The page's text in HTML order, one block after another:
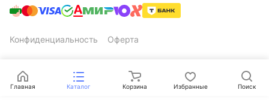
Конфиденциальность Оферта
Главная Каталог Корзина Избранные Поиск